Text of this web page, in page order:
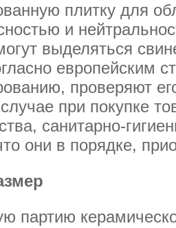
плитку для
и
выделяться
европейским
проверяют
при покупке
санитарно-
они в порядке,
партию